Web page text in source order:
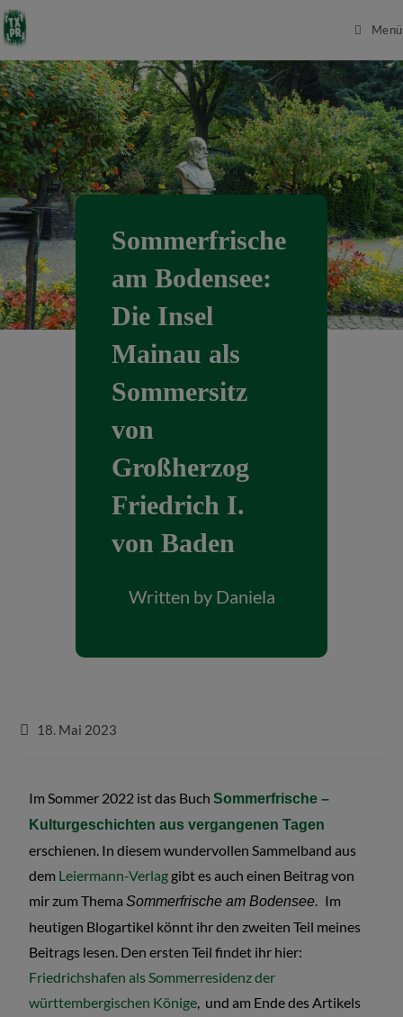
Menü
Sommerfrische
am Bodensee:
Die Insel
Mainau als
Sommersitz
von
Großherzog
Friedrich I.
von Baden
Written by Daniela
18. Mai 2023
Im Sommer 2022 ist das BuchSommerfrische –
Kulturgeschichten aus vergangenen Tagen
erschienen. In diesem wundervollen Sammelband aus
dem Leiermann-Verlag gibt es auch einen Beitrag von
mir zum ThemaSommerfrische am Bodensee. Im
heutigen Blogartikel könnt ihr den zweiten Teil meines
Beitrags lesen. Den ersten Teil findet ihr hier:
Friedrichshafen als Sommerresidenz der
württembergischen Könige , und am Ende des Artikels